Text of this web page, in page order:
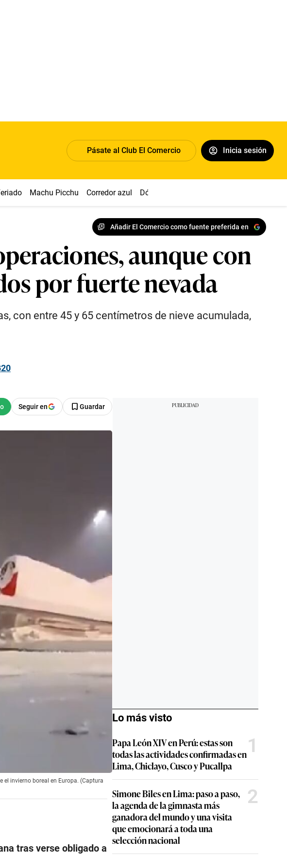
Pásate al Club El Comercio Inicia sesión
Machu Picchu Corredor azul Dólar
Añadir El Comercio como fuente preferida en
aunque con
por fuerte nevada
con entre 45 y 65 centímetros de nieve acumulada,
Seguir en Guardar
el invierno boreal en Europa. (Captura
tras verse obligado a
Lo más visto
Papa León XIV en Perú: estas son
todas las actividades confirmadas en
Lima, Chiclayo, Cusco y Pucallpa
1
Simone Biles en Lima: paso a paso,
la agenda de la gimnasta más
ganadora del mundo y una visita
que emocionará a toda una
selección nacional
2